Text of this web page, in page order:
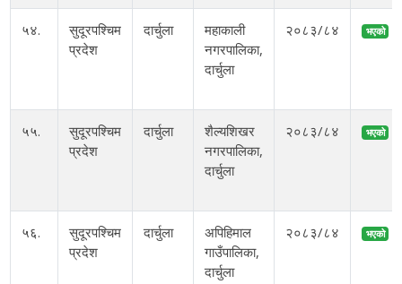
५४.
सुदूरपश्चिम
प्रदेश
दार्चुला
महाकाली
नगरपालिका,
दार्चुला
२०८३/८४ भएको
५५.
सुदूरपश्चिम
प्रदेश
दार्चुला
शैल्यशिखर
नगरपालिका,
दार्चुला
२०८३/८४ भएको
५६.
सुदूरपश्चिम
प्रदेश
दार्चुला
अपिहिमाल
गाउँपालिका,
दार्चुला
२०८३/८४ भएको